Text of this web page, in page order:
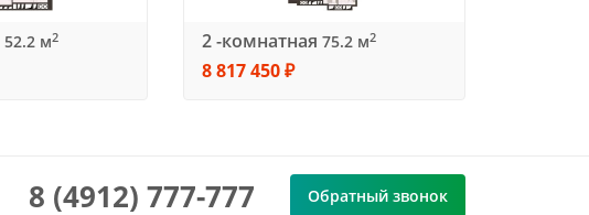
52.2 м2 2 -комнатная 75.2 м2
8 817 450 ₽
8 (4912) 777-777 Обратный звонок